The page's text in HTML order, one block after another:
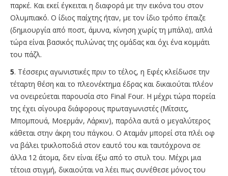
παρκέ. Και εκεί έγκειται η διαφορά με την εικόνα του στον
Ολυμπιακό. Ο ίδιος παίχτης ήταν, με τον ίδιο τρόπο έπαιζε
(δημιουργία από ποστ, άμυνα, κίνηση χωρίς τη μπάλα), απλά
τώρα είναι βασικός πυλώνας της ομάδας και όχι ένα κομμάτι
του πάζλ.
5. Τέσσερις αγωνιστικές πριν το τέλος, η Εφές κλείδωσε την
τέταρτη θέση και το πλεονέκτημα έδρας και δικαιούται πλέον
να ονειρεύεται παρουσία στο Final Four. Η μέχρι τώρα πορεία
της έχει σίγουρα διάφορους πρωταγωνιστές (Μίτσιτς,
Μπομπουά, Μοερμάν, Λάρκιν), παρόλα αυτά ο μεγαλύτερος
κάθεται στην άκρη του πάγκου. Ο Αταμάν μπορεί στα πλέι οφ
να βάλει τρικλοποδιά στον εαυτό του και ταυτόχρονα σε
άλλα 12 άτομα, δεν είναι έξω από το στυλ του. Μέχρι μια
τέτοια στιγμή, δικαιούται να λέει πως συνέθεσε μόνος του